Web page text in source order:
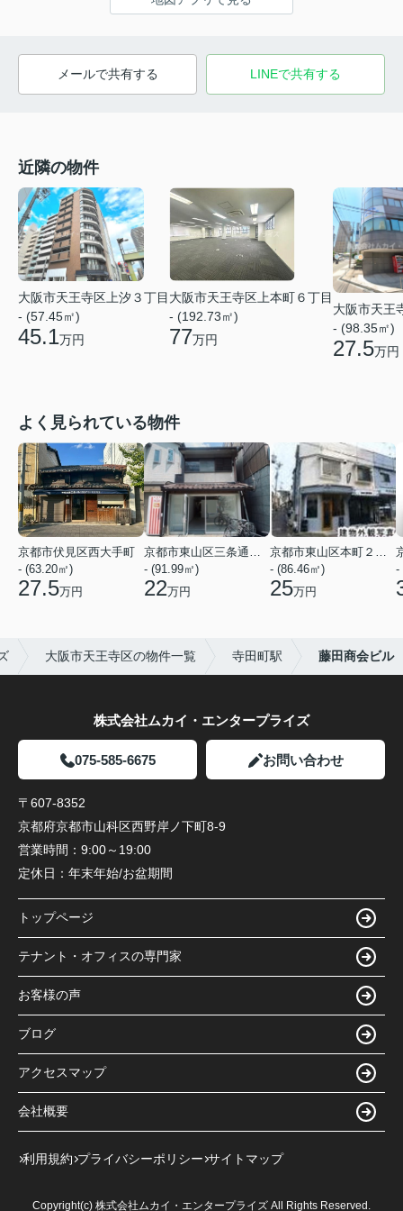
メールで共有する LINEで共有する
近隣の物件
大阪市天王寺区上汐３丁目
- (57.45㎡)
45.1万円
大阪市天王寺区上本町６丁目
- (192.73㎡)
77万円
大阪市天王
- (98.35㎡)
27.5万円
よく見られている物件
京都市伏見区西大手町
- (63.20㎡)
27.5万円
- (91.99㎡)
22万円
- (86.46㎡)
25万円
-
大阪市天王寺区の物件一覧 寺田町駅 藤田商会ビル
株式会社ムカイ・エンタープライズ
075-585-6675 お問い合わせ
〒607-8352
京都府京都市山科区西野岸ノ下町8-9
営業時間： 9:00～19:00
定休日： 年末年始/お盆期間
トップページ
テナント・オフィスの専門家
お客様の声
ブログ
アクセスマップ
会社概要
利用規約 プライバシーポリシー サイトマップ
Copyright(c) 株式会社ムカイ・エンタープライズ All Rights Reserved.